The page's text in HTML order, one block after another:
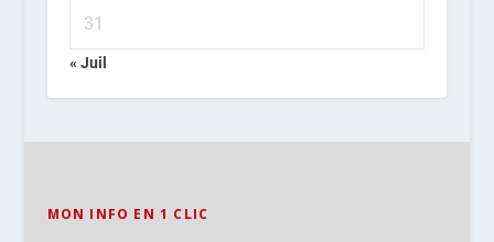
31
« Juil
MON INFO EN 1 CLIC